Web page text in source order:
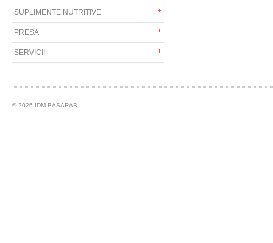
SUPLIMENTE NUTRITIVE
PRESA
SERVICII
© 2026 IDM BASARAB